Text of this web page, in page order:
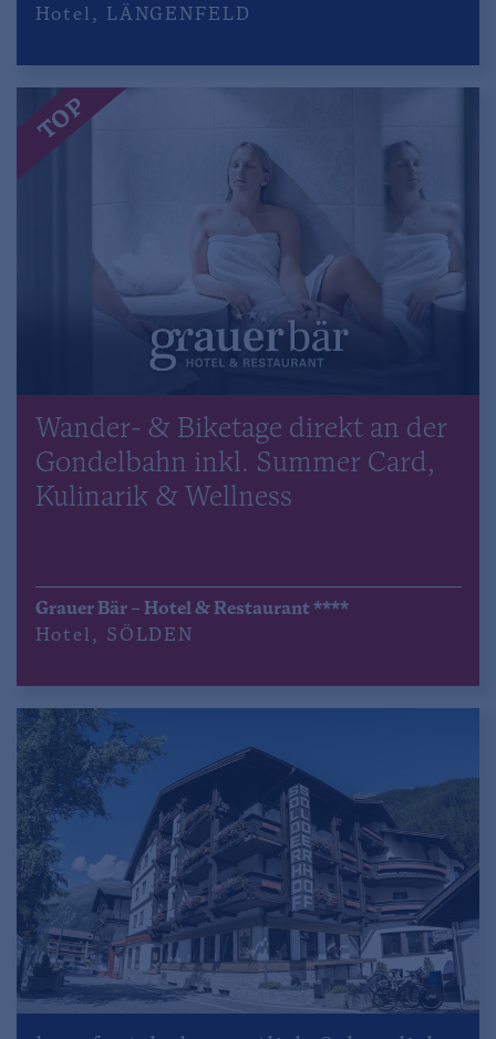
Hotel , LÄNGENFELD
TOP
Wander- & Biketage direkt an der
Gondelbahn inkl. Summer Card,
Kulinarik & Wellness
Grauer Bär – Hotel & Restaurant ****
Hotel , SÖLDEN